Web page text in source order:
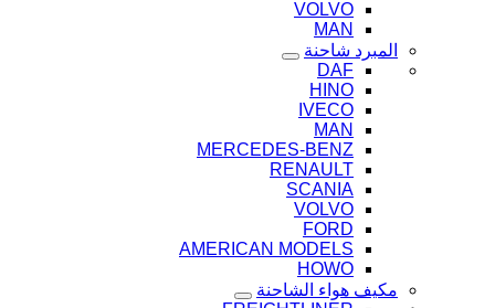
VOLVO
MAN
المبرد شاحنة
DAF
HINO
IVECO
MAN
MERCEDES-BENZ
RENAULT
SCANIA
VOLVO
FORD
AMERICAN MODELS
HOWO
مكيف هواء الشاحنة